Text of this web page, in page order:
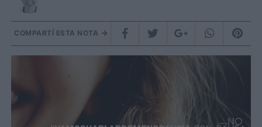
COMPARTÍ ESTA NOTA